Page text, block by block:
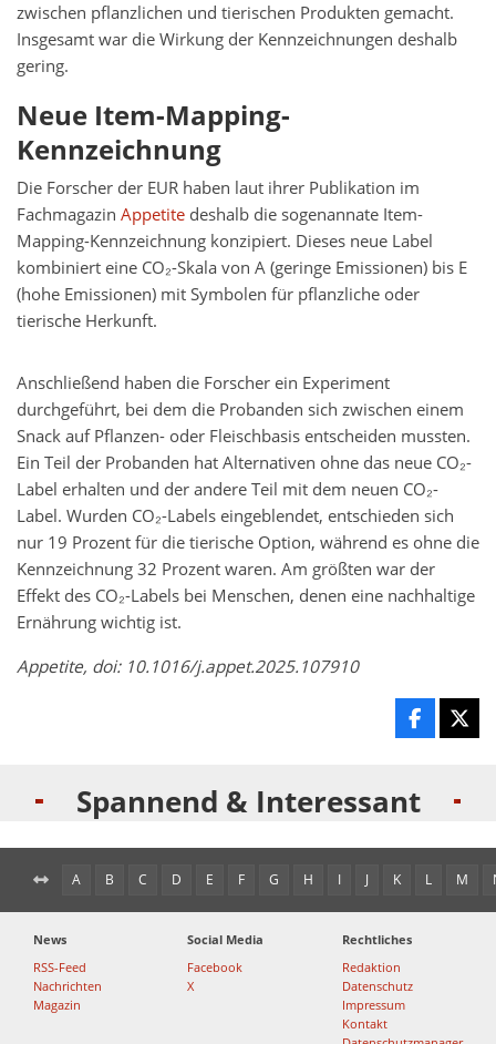
zwischen pflanzlichen und tierischen Produkten gemacht.
Insgesamt war die Wirkung der Kennzeichnungen deshalb
gering.
Neue Item-Mapping-
Kennzeichnung
Die Forscher der EUR haben laut ihrer Publikation im
Fachmagazin Appetite deshalb die sogenannate Item-
Mapping-Kennzeichnung konzipiert. Dieses neue Label
kombiniert eine CO₂-Skala von A (geringe Emissionen) bis E
(hohe Emissionen) mit Symbolen für pflanzliche oder
tierische Herkunft.
Anschließend haben die Forscher ein Experiment
durchgeführt, bei dem die Probanden sich zwischen einem
Snack auf Pflanzen- oder Fleischbasis entscheiden mussten.
Ein Teil der Probanden hat Alternativen ohne das neue CO₂-
Label erhalten und der andere Teil mit dem neuen CO₂-
Label. Wurden CO₂-Labels eingeblendet, entschieden sich
nur 19 Prozent für die tierische Option, während es ohne die
Kennzeichnung 32 Prozent waren. Am größten war der
Effekt des CO₂-Labels bei Menschen, denen eine nachhaltige
Ernährung wichtig ist.
Appetite, doi: 10.1016/j.appet.2025.107910
Spannend & Interessant
A B C D E F G H I J K L M
News
RSS-Feed
Nachrichten
Magazin
Social Media
Facebook
X
Rechtliches
Redaktion
Datenschutz
Impressum
Kontakt